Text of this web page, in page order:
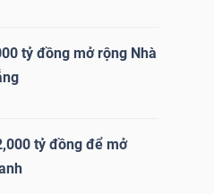
tỷ đồng mở rộng Nhà
tỷ đồng để mở